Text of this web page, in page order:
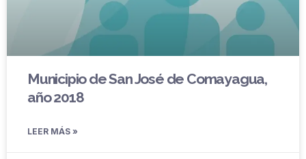
Municipio de San José de Comayagua,
año 2018
LEER MÁS »